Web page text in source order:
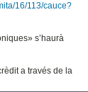
16/113/cauce?
s’haurà
a través de la